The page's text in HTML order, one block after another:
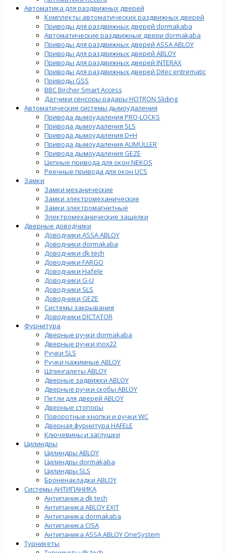
Автоматика для раздвижных дверей
Комплекты автоматических раздвижных дверей
Приводы для раздвижных дверей dormakaba
Автоматические раздвижные двери dormakaba
Приводы для раздвижных дверей ASSA ABLOY
Приводы для раздвижных дверей ABLOY
Приводы для раздвижных дверей INTERAX
Приводы для раздвижных дверей Ditec entrematic
Приводы GSS
BBC Bircher Smart Access
Датчики сенсоры радары HOTRON Sliding
Автоматические системы дымоудаления
Привода дымоудаления PRO-LOCKS
Привода дымоудаления SLS
Привода дымоудаления D+H
Привода дымоудаления AUMÜLLER
Привода дымоудаления GEZE
Цепные привода для окон NEKOS
Реечные привода для окон UСS
Замки
Замки механические
Замки электромеханические
Замки электромагнитные
Электромеханические защелки
Дверные доводчики
Доводчики ASSA ABLOY
Доводчики dormakaba
Доводчики dk tech
Доводчики FARGO
Доводчики Hafele
Доводчики G-U
Доводчики SLS
Доводчики GEZE
Cистемы закрывания
Доводчики DICTATOR
Фурнитура
Дверные ручки dormakaba
Дверные ручки inox22
Ручки SLS
Ручки нажимные ABLOY
Шпингалеты ABLOY
Дверные задвижки ABLOY
Дверные ручки скобы ABLOY
Петли для дверей ABLOY
Дверные стопоры
Поворотные кнопки и ручки WC
Дверная фурнитура HAFELE
Ключевины и заглушки
Цилиндры
Цилиндры ABLOY
Цилиндры dormakaba
Цилиндры SLS
Броненакладки ABLOY
Системы АНТИПАНИКА
Антипаника dk tech
Антипаника ABLOY EXIT
Антипаника dormakaba
Антипаника СISA
Антипаника ASSA ABLOY OneSystem
Турникеты